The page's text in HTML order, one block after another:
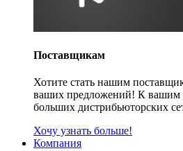
Поставщикам
Хотите стать нашим
ваших предложений! К вашим
больших дистрибьюторских
Хочу узнать больше!
Компания